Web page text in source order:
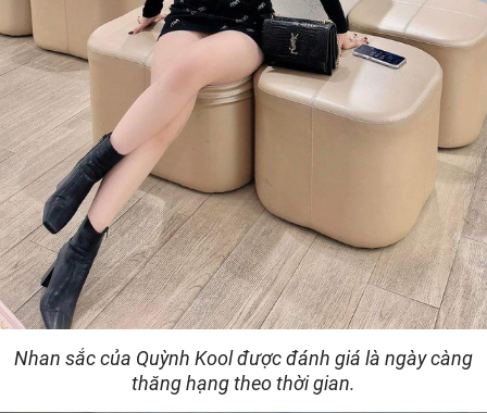
Nhan sắc của Quỳnh Kool được đánh giá là ngày càng
thăng hạng theo thời gian.